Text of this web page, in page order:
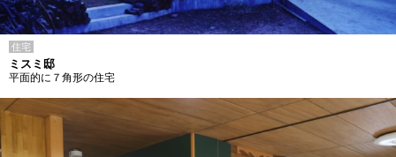
住宅
ミスミ邸
平面的に７角形の住宅